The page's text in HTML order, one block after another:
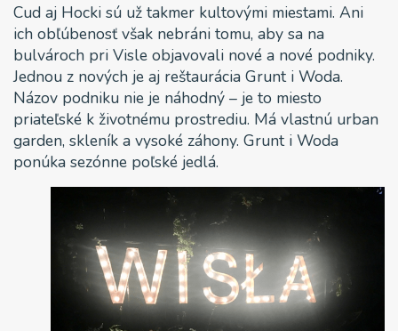
Cud aj Hocki sú už takmer kultovými miestami. Ani
ich obľúbenosť však nebráni tomu, aby sa na
bulvároch pri Visle objavovali nové a nové podniky.
Jednou z nových je aj reštaurácia Grunt i Woda.
Názov podniku nie je náhodný – je to miesto
priateľské k životnému prostrediu. Má vlastnú urban
garden, skleník a vysoké záhony. Grunt i Woda
ponúka sezónne poľské jedlá.